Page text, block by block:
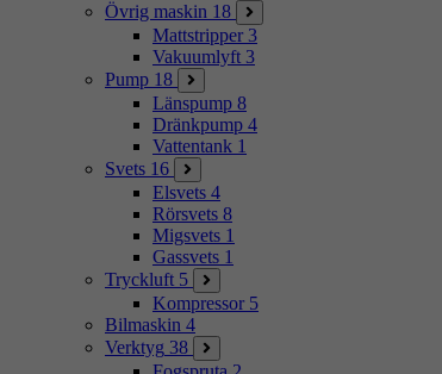
Övrig maskin 18
Mattstripper 3
Vakuumlyft 3
Pump 18
Länspump 8
Dränkpump 4
Vattentank 1
Svets 16
Elsvets 4
Rörsvets 8
Migsvets 1
Gassvets 1
Tryckluft 5
Kompressor 5
Bilmaskin 4
Verktyg 38